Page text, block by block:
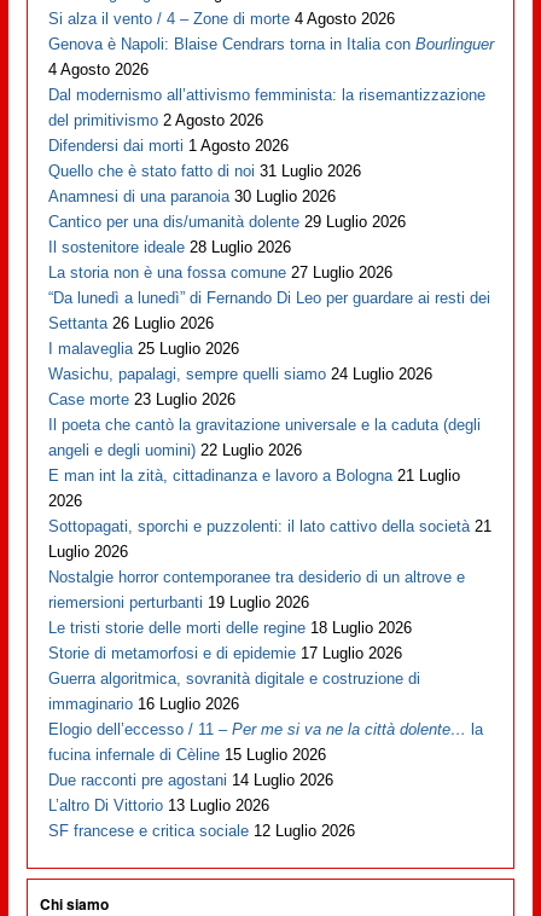
Si alza il vento / 4 – Zone di morte 4 Agosto 2026
Genova è Napoli: Blaise Cendrars torna in Italia conBourlinguer
4 Agosto 2026
Dal modernismo all’attivismo femminista: la risemantizzazione
del primitivismo 2 Agosto 2026
Difendersi dai morti 1 Agosto 2026
Quello che è stato fatto di noi 31 Luglio 2026
Anamnesi di una paranoia 30 Luglio 2026
Cantico per una dis/umanità dolente 29 Luglio 2026
Il sostenitore ideale 28 Luglio 2026
La storia non è una fossa comune 27 Luglio 2026
“Da lunedì a lunedì” di Fernando Di Leo per guardare ai resti dei
Settanta 26 Luglio 2026
I malaveglia 25 Luglio 2026
Wasichu, papalagi, sempre quelli siamo 24 Luglio 2026
Case morte 23 Luglio 2026
Il poeta che cantò la gravitazione universale e la caduta (degli
angeli e degli uomini) 22 Luglio 2026
E man int la zità, cittadinanza e lavoro a Bologna 21 Luglio
2026
Sottopagati, sporchi e puzzolenti: il lato cattivo della società 21
Luglio 2026
Nostalgie horror contemporanee tra desiderio di un altrove e
riemersioni perturbanti 19 Luglio 2026
Le tristi storie delle morti delle regine 18 Luglio 2026
Storie di metamorfosi e di epidemie 17 Luglio 2026
Guerra algoritmica, sovranità digitale e costruzione di
immaginario 16 Luglio 2026
Elogio dell’eccesso / 11 –Per me si va ne la città dolente… la
fucina infernale di Cèline 15 Luglio 2026
Due racconti pre agostani 14 Luglio 2026
L’altro Di Vittorio 13 Luglio 2026
SF francese e critica sociale 12 Luglio 2026
Chi siamo